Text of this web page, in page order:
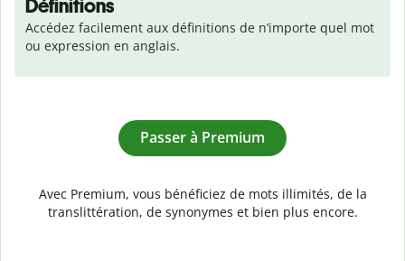
Définitions
Accédez facilement aux définitions de n’importe quel mot
ou expression en anglais.
Passer à Premium
Avec Premium, vous bénéficiez de mots illimités, de la
translittération, de synonymes et bien plus encore.